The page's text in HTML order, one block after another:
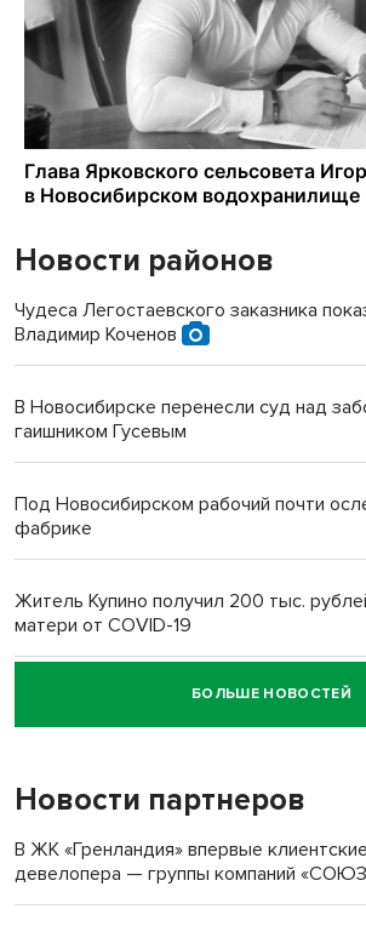
Новости районов
Чудеса Легостаевского заказника
Владимир Коченов
В Новосибирске перенесли суд над
гаишником Гусевым
Под Новосибирском рабочий почти
фабрике
Житель Купино получил 200 тыс.
матери от COVID-19
Новосибирский суд наказал водителя
пенсионерки на вокзале
«Мы живём на пастбище!»: в
терроризируют жителей
Инвалид получил условный срок за
БОЛЬШЕ НОВОСТЕЙ
Новости партнеров
В ЖК «Гренландия» впервые
девелопера — группы компаний